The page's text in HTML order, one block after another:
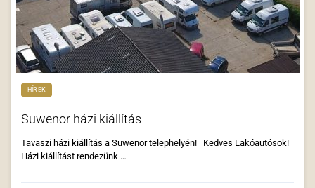
HÍREK
Suwenor házi kiállítás
Tavaszi házi kiállítás a Suwenor telephelyén! Kedves Lakóautósok!
Házi kiállítást rendezünk …